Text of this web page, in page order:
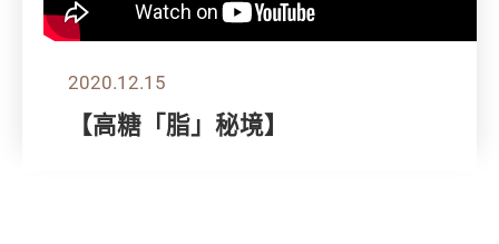
2020.12.15
【高糖「脂」秘境】